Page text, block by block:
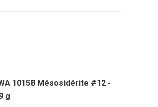
10158 Mésosidérite #12 -
g